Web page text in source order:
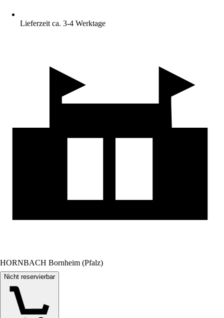
Lieferzeit ca. 3-4 Werktage
HORNBACH Bornheim (Pfalz)
Nicht reservierbar